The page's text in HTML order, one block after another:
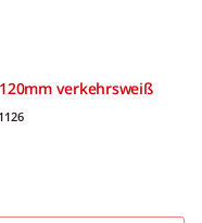
verkehrsweiß